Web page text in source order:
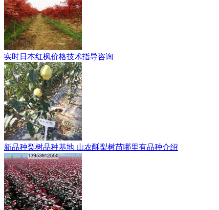
实时日本红枫价格技术指导咨询
新品种梨树品种基地 山农酥梨树苗哪里有品种介绍